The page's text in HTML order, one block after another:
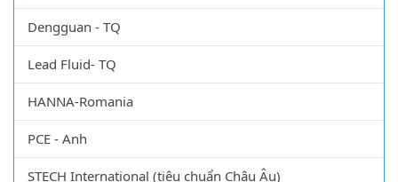
Dengguan - TQ
Lead Fluid- TQ
HANNA-Romania
PCE - Anh
STECH International (tiêu chuẩn Châu Âu)